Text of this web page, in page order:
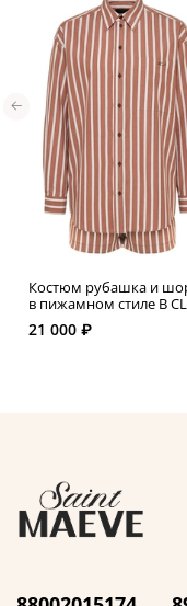
Костюм рубашка и
в пижамном стиле B
21 000 ₽